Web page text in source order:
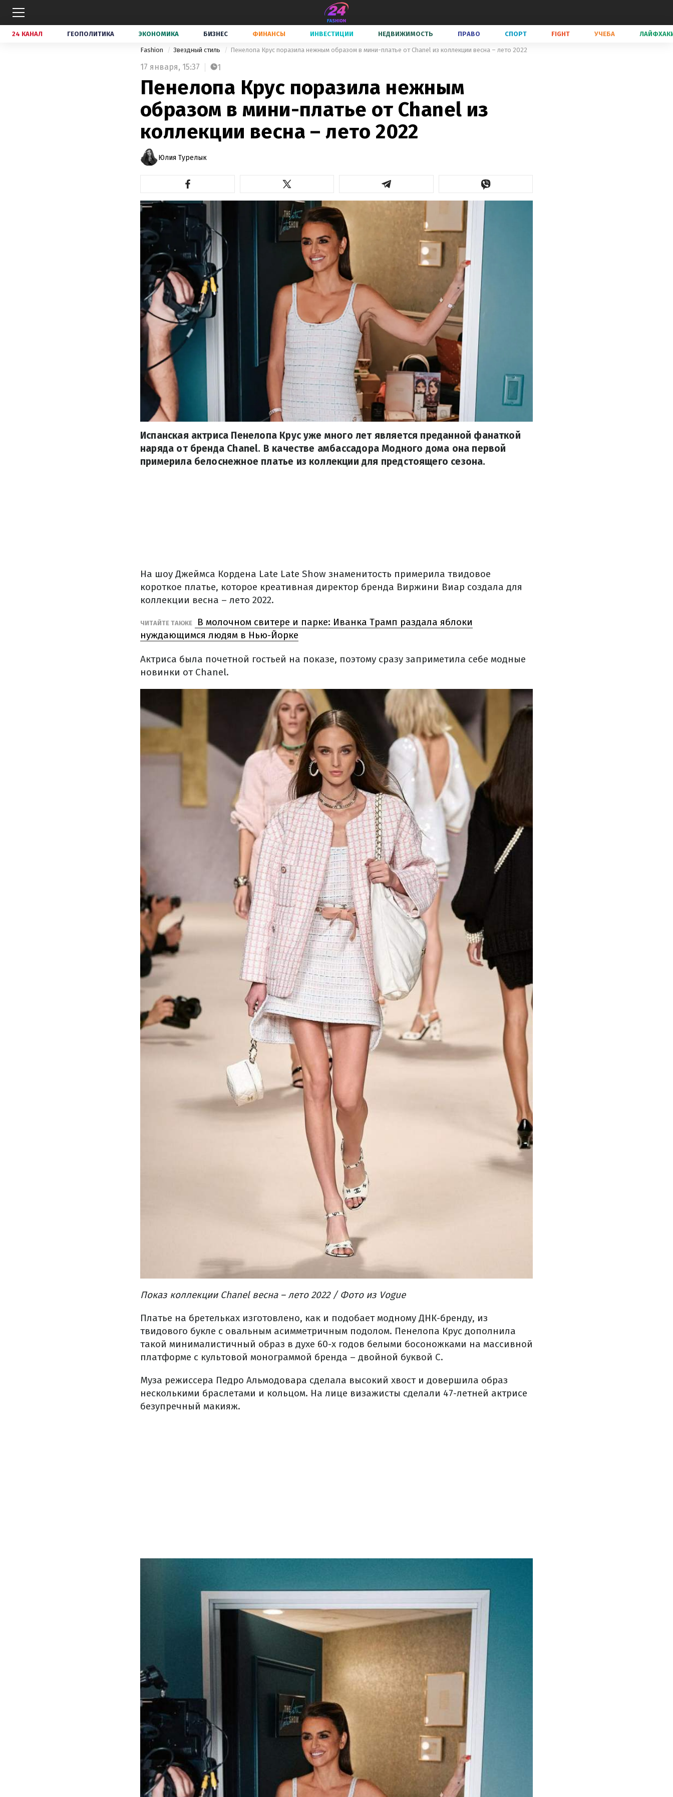
24 КАНАЛ ГЕОПОЛИТИКА ЭКОНОМИКА БИЗНЕС ФИНАНСЫ ИНВЕСТИЦИИ НЕДВИЖИМОСТЬ ПРАВО СПОРТ FIGHT УЧЕБА
Fashion Звездный стиль Пенелопа Крус поразила нежным образом в мини-платье от Chanel из коллекции весна – лето 2022
17 января, 15:37 1
Пенелопа Крус поразила нежным
образом в мини-платье от Chanel из
коллекции весна – лето 2022
Юлия Турелык
Испанская актриса Пенелопа Крус уже много лет является преданной фанаткой
наряда от бренда Chanel. В качестве амбассадора Модного дома она первой
примерила белоснежное платье из коллекции для предстоящего сезона.
На шоу Джеймса Кордена Late Late Show знаменитость примерила твидовое
короткое платье, которое креативная директор бренда Виржини Виар создала для
коллекции весна – лето 2022.
ЧИТАЙТЕ ТАКЖЕ
В молочном свитере и парке: Иванка Трамп раздала яблоки
нуждающимся людям в Нью-Йорке
Актриса была почетной гостьей на показе, поэтому сразу заприметила себе модные
новинки от Chanel.
Показ коллекции Chanel весна – лето 2022 / Фото из Vogue
Платье на бретельках изготовлено, как и подобает модному ДНК-бренду, из
твидового букле с овальным асимметричным подолом. Пенелопа Крус дополнила
такой минималистичный образ в духе 60-х годов белыми босоножками на массивной
платформе с культовой монограммой бренда – двойной буквой C.
Муза режиссера Педро Альмодовара сделала высокий хвост и довершила образ
несколькими браслетами и кольцом. На лице визажисты сделали 47-летней актрисе
безупречный макияж.